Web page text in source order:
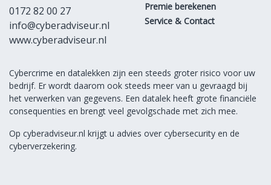
0172 82 00 27
info@cyberadviseur.nl
www.cyberadviseur.nl
Premie berekenen
Service & Contact
Cybercrime en datalekken zijn een steeds groter risico voor uw
bedrijf. Er wordt daarom ook steeds meer van u gevraagd bij
het verwerken van gegevens. Een datalek heeft grote financiële
consequenties en brengt veel gevolgschade met zich mee.
Op cyberadviseur.nl krijgt u advies over cybersecurity en de
cyberverzekering.